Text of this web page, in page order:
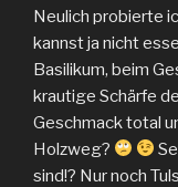
Neulich probierte
kannst ja nicht
Basilikum, beim
krautige Schärfe
Geschmack total
Holzweg?
sind!? Nur noch